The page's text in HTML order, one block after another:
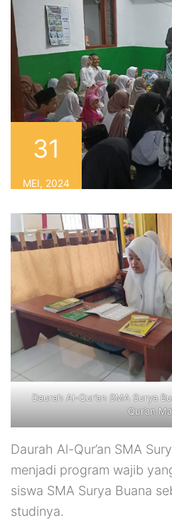
31
MEI, 2024
Daurah Al-Qur’an SMA Surya
Qur’an
Daurah Al-Qur’an SMA
menjadi program wajib
siswa SMA Surya Buana
studinya.